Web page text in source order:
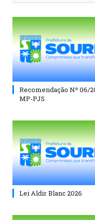
Recomendação Nº 06/
MP-PJS
Lei Aldir Blanc 2026